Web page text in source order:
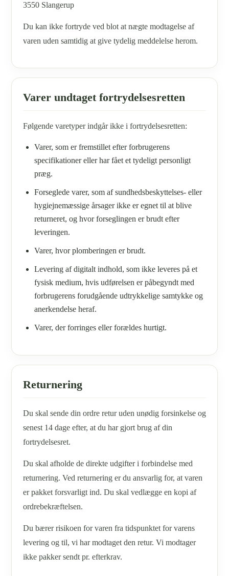
3550 Slangerup
Du kan ikke fortryde ved blot at nægte modtagelse af
varen uden samtidig at give tydelig meddelelse herom.
Varer undtaget fortrydelsesretten
Følgende varetyper indgår ikke i fortrydelsesretten:
Varer, som er fremstillet efter forbrugerens
specifikationer eller har fået et tydeligt personligt
præg.
Forseglede varer, som af sundhedsbeskyttelses- eller
hygiejnemæssige årsager ikke er egnet til at blive
returneret, og hvor forseglingen er brudt efter
leveringen.
Varer, hvor plomberingen er brudt.
Levering af digitalt indhold, som ikke leveres på et
fysisk medium, hvis udførelsen er påbegyndt med
forbrugerens forudgående udtrykkelige samtykke og
anerkendelse heraf.
Varer, der forringes eller forældes hurtigt.
Returnering
Du skal sende din ordre retur uden unødig forsinkelse og
senest 14 dage efter, at du har gjort brug af din
fortrydelsesret.
Du skal afholde de direkte udgifter i forbindelse med
returnering. Ved returnering er du ansvarlig for, at varen
er pakket forsvarligt ind. Du skal vedlægge en kopi af
ordrebekræftelsen.
Du bærer risikoen for varen fra tidspunktet for varens
levering og til, vi har modtaget den retur. Vi modtager
ikke pakker sendt pr. efterkrav.